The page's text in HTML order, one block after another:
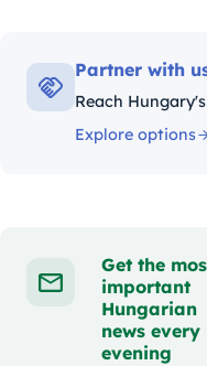
Partner with
Reach
Explore options
Get the
important
Hungarian
news every
evening